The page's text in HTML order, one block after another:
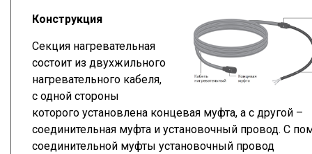
Конструкция
Секция нагревательная
состоит из двухжильного
нагревательного кабеля,
с одной стороны
которого установлена концевая муфта, а с другой –
соединительная муфта и установочный провод. С
соединительной муфты установочный провод